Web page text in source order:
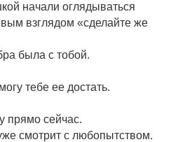
начали оглядываться
взглядом «сделайте же
была с тобой.
тебе ее достать.
прямо сейчас.
смотрит с любопытством.